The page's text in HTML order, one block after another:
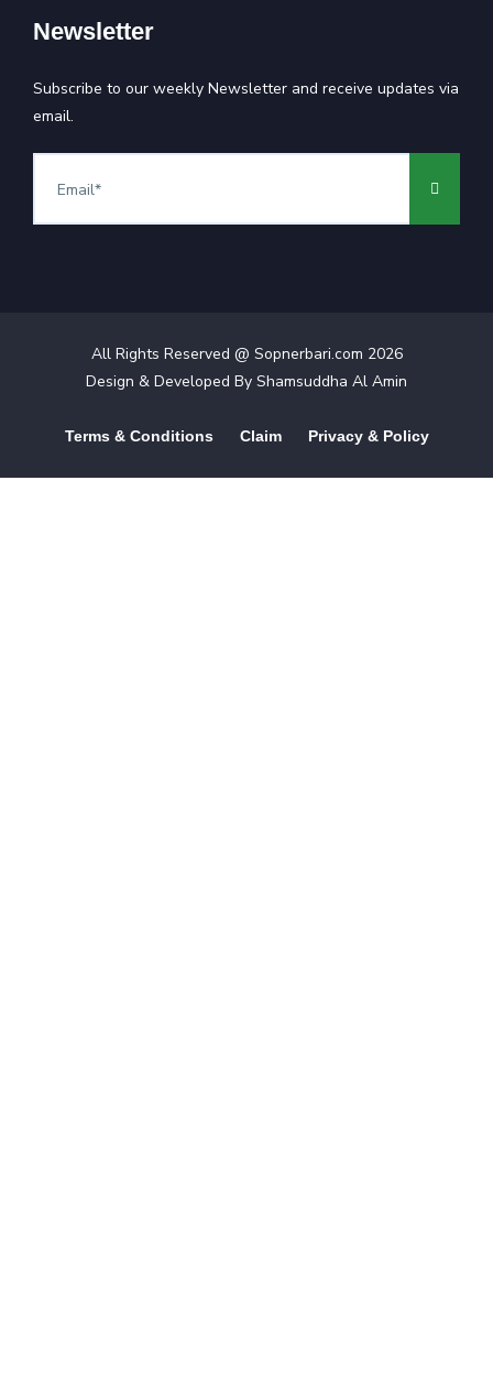
Newsletter
Subscribe to our weekly Newsletter and receive updates via
email.
All Rights Reserved @ Sopnerbari.com 2026
Design & Developed By Shamsuddha Al Amin
Terms & Conditions Claim Privacy & Policy